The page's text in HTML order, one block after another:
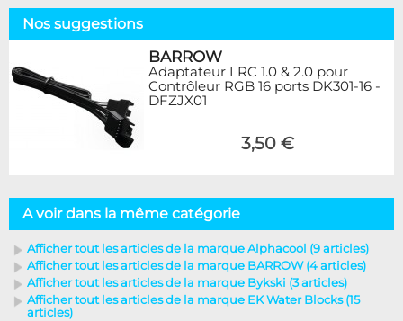
Nos suggestions
BARROW
Adaptateur LRC 1.0 & 2.0 pour
Contrôleur RGB 16 ports DK301-16 -
DFZJX01
3,50 €
A voir dans la même catégorie
Afficher tout les articles de la marque Alphacool (9 articles)
Afficher tout les articles de la marque BARROW (4 articles)
Afficher tout les articles de la marque Bykski (3 articles)
Afficher tout les articles de la marque EK Water Blocks (15
articles)